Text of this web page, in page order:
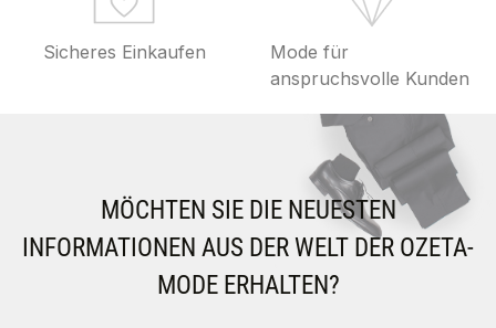
Sicheres Einkaufen
Mode für
anspruchsvolle Kunden
MÖCHTEN SIE DIE NEUESTEN
INFORMATIONEN AUS DER WELT DER OZETA-
MODE ERHALTEN?